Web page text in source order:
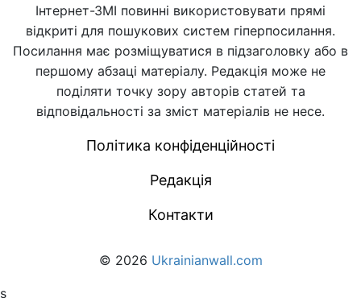
Інтернет-ЗМІ повинні використовувати прямі
відкриті для пошукових систем гіперпосилання.
Посилання має розміщуватися в підзаголовку або в
першому абзаці матеріалу. Редакція може не
поділяти точку зору авторів статей та
відповідальності за зміст матеріалів не несе.
Політика конфіденційності
Редакція
Контакти
© 2026 Ukrainianwall.com
s